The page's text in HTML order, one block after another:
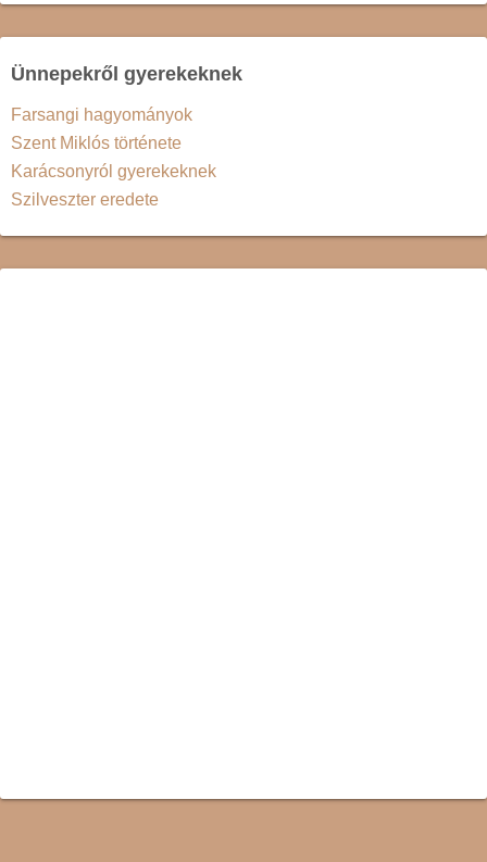
Ünnepekről gyerekeknek
Farsangi hagyományok
Szent Miklós története
Karácsonyról gyerekeknek
Szilveszter eredete